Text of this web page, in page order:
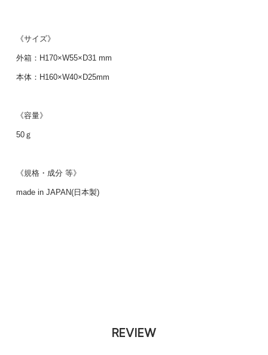
《サイズ》
外箱：H170×W55×D31 mm
本体：H160×W40×D25mm
《容量》
50ｇ
《規格・成分 等》
made in JAPAN(日本製)
REVIEW